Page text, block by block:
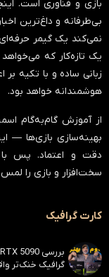
بازی و فناوری است.
بی‌طرفانه و داغ‌ترین
نمی‌کند یک گیمر
یک تازه‌کار که
زبانی ساده و با تکیه بر
هوشمندانه خواهد بود.
از آموزش گام‌به‌گام
بهینه‌سازی بازی‌ها —
دقت و اعتماد. پس با
سخت‌افزار و بازی را
کارت گرافیک
گرافیک خنک‌تر